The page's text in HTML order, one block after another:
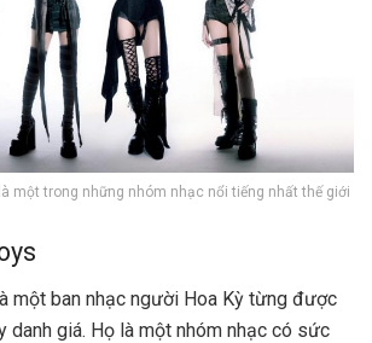
một trong những nhóm nhạc nổi tiếng nhất thế giới
một ban nhạc người Hoa Kỳ từng được
danh giá. Họ là một nhóm nhạc có sức